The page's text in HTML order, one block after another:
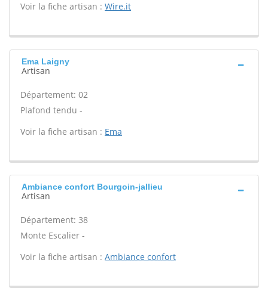
Voir la fiche artisan : Wire.it
Ema Laigny
Artisan
Département: 02
Plafond tendu -
Voir la fiche artisan : Ema
Ambiance confort Bourgoin-jallieu
Artisan
Département: 38
Monte Escalier -
Voir la fiche artisan : Ambiance confort